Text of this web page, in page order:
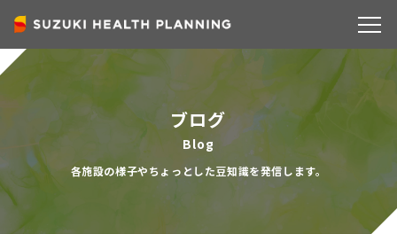
COMPANY
ブログ
Blog
各施設の様子やちょっとした豆知識を発信します。